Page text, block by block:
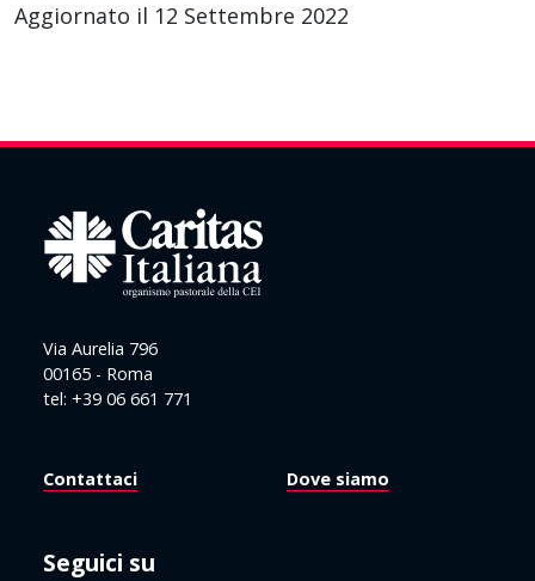
Aggiornato il 12 Settembre 2022
Via Aurelia 796
00165 - Roma
tel: +39 06 661 771
Contattaci Dove siamo
Seguici su